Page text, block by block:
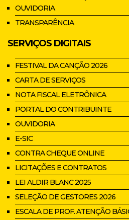
OUVIDORIA
TRANSPARÊNCIA
SERVIÇOS DIGITAIS
FESTIVAL DA CANÇÃO 2026
CARTA DE SERVIÇOS
NOTA FISCAL ELETRÔNICA
PORTAL DO CONTRIBUINTE
OUVIDORIA
E-SIC
CONTRA CHEQUE ONLINE
LICITAÇÕES E CONTRATOS
LEI ALDIR BLANC 2025
SELEÇÃO DE GESTORES 2026
ESCALA DE PROF. ATENÇÃO